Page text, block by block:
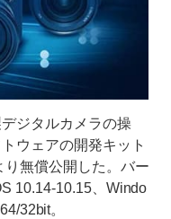
ジタルカメラの操
ウェアの開発キット
り無償公開した。バー
10.14-10.15、Windo
32bit。